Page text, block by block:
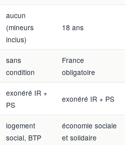
aucun
(mineurs
inclus)
18 ans
sans
condition
France
obligatoire
exonéré IR +
PS
exonéré IR + PS
logement
social, BTP
économie sociale
et solidaire